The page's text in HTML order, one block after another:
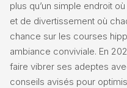
plus qu’un simple endroit
et de divertissement où
chance sur les courses
ambiance conviviale. En
faire vibrer ses adeptes
conseils avisés pour